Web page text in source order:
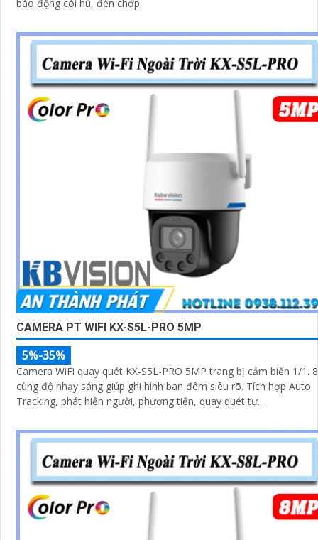
báo động còi hú, đèn chớp
CAMERA PT WIFI KX-S5L-PRO 5MP
5%-35%
Camera WiFi quay quét KX-S5L-PRO 5MP trang bị cảm biến 1/1.
cùng độ nhạy sáng giúp ghi hình ban đêm siêu rõ. Tích hợp Auto
Tracking, phát hiện người, phương tiện, quay quét tự...